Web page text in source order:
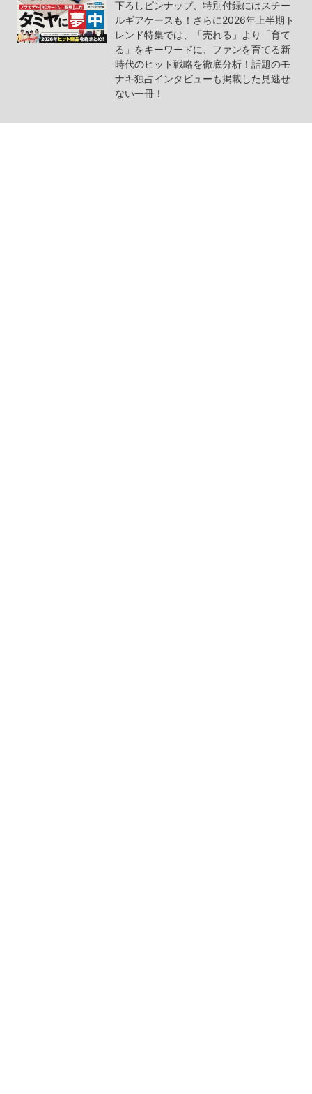
下ろしピンナップ、特別付録にはスチー
ルギアケースも！さらに2026年上半期ト
レンド特集では、「売れる」より「育て
る」をキーワードに、ファンを育てる新
時代のヒット戦略を徹底分析！話題のモ
ナキ独占インタビューも掲載した見逃せ
ない一冊！